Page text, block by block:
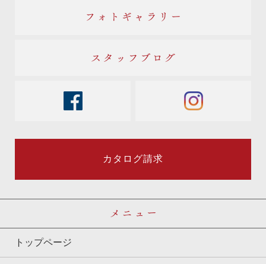
フォトギャラリー
スタッフブログ
instagram
カタログ請求
トップページ